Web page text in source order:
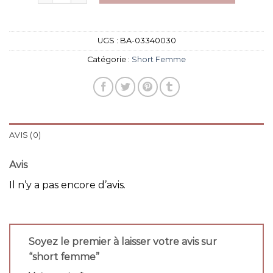
UGS : BA-03340030
Catégorie : Short Femme
AVIS (0)
Avis
Il n’y a pas encore d’avis.
Soyez le premier à laisser votre avis sur
“short femme”